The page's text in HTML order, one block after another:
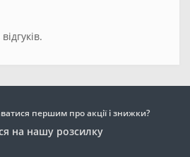
першим про акції і знижки?
на нашу розсилку